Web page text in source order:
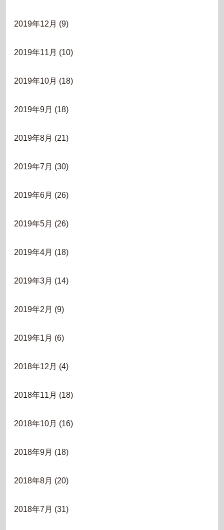
2019年12月 (9)
2019年11月 (10)
2019年10月 (18)
2019年9月 (18)
2019年8月 (21)
2019年7月 (30)
2019年6月 (26)
2019年5月 (26)
2019年4月 (18)
2019年3月 (14)
2019年2月 (9)
2019年1月 (6)
2018年12月 (4)
2018年11月 (18)
2018年10月 (16)
2018年9月 (18)
2018年8月 (20)
2018年7月 (31)